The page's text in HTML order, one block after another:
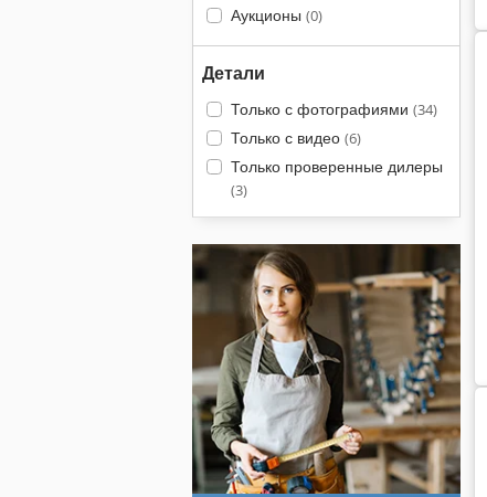
Аукционы (0)
Детали
Только с фотографиями (34)
Только с видео (6)
Только проверенные дилеры
(3)